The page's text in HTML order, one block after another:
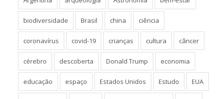
biodiversidade Brasil china ciência
coronavírus covid-19 crianças cultura câncer
cérebro descoberta Donald Trump economia
educação espaço Estados Unidos Estudo EUA